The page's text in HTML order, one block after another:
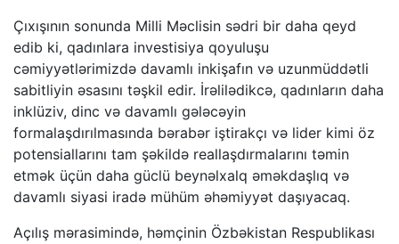
Çıxışının sonunda Milli Məclisin sədri bir daha qeyd
edib ki, qadınlara investisiya qoyuluşu
cəmiyyətlərimizdə davamlı inkişafın və uzunmüddətli
sabitliyin əsasını təşkil edir. İrəlilədikcə, qadınların daha
inklüziv, dinc və davamlı gələcəyin
formalaşdırılmasında bərabər iştirakçı və lider kimi öz
potensiallarını tam şəkildə reallaşdırmalarını təmin
etmək üçün daha güclü beynəlxalq əməkdaşlıq və
davamlı siyasi iradə mühüm əhəmiyyət daşıyacaq.
Açılış mərasimində, həmçinin Özbəkistan Respublikası